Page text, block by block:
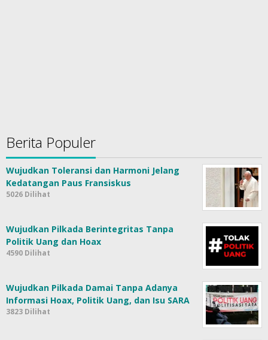
Berita Populer
Wujudkan Toleransi dan Harmoni Jelang
Kedatangan Paus Fransiskus
5026 Dilihat
Wujudkan Pilkada Berintegritas Tanpa
Politik Uang dan Hoax
4590 Dilihat
Wujudkan Pilkada Damai Tanpa Adanya
Informasi Hoax, Politik Uang, dan Isu SARA
3823 Dilihat